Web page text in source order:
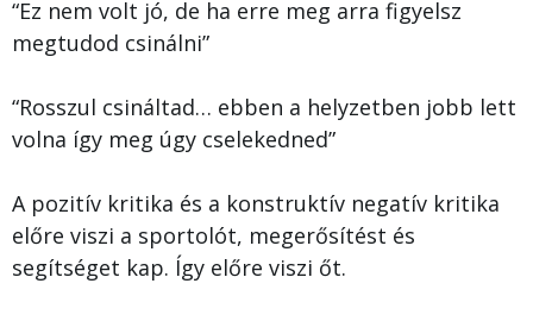
“Ez nem volt jó, de ha erre meg arra figyelsz
megtudod csinálni”
“Rosszul csináltad… ebben a helyzetben jobb lett
volna így meg úgy cselekedned”
A pozitív kritika és a konstruktív negatív kritika
előre viszi a sportolót, megerősítést és
segítséget kap. Így előre viszi őt.